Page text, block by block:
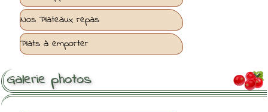
Nos Plateaux repas
Plats à emporter

Galerie photos